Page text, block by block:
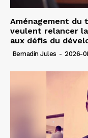
Aménagement du
veulent relancer
aux défis du
Bernadin Jules - 2026-